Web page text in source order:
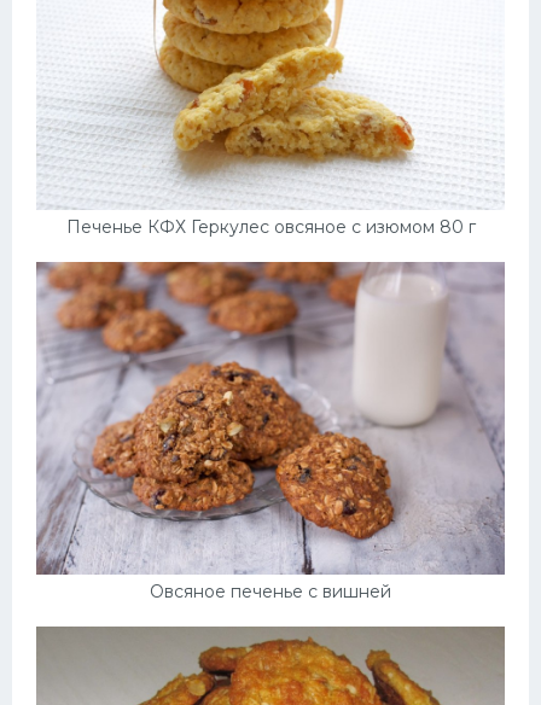
Печенье КФХ Геркулес овсяное с изюмом 80 г
Овсяное печенье с вишней